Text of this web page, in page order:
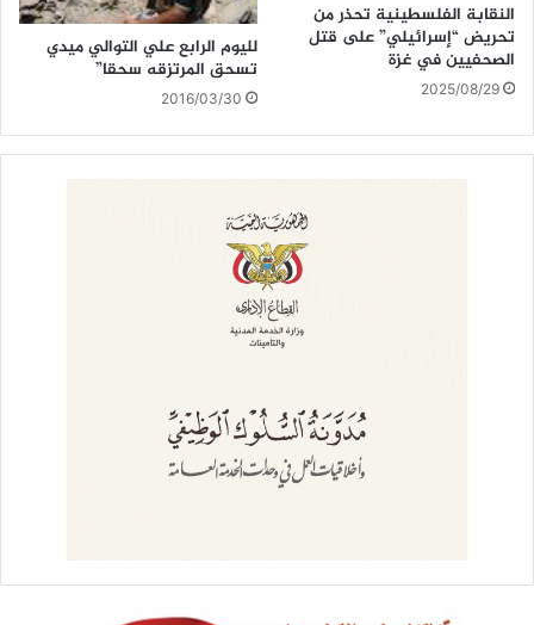
النقابة الفلسطينية تحذر من
تحريض “إسرائيلي” على قتل
الصحفيين في غزة
2025/08/29
لليوم الرابع علي التوالي ميدي
تسحق المرتزقه سحقا”
2016/03/30